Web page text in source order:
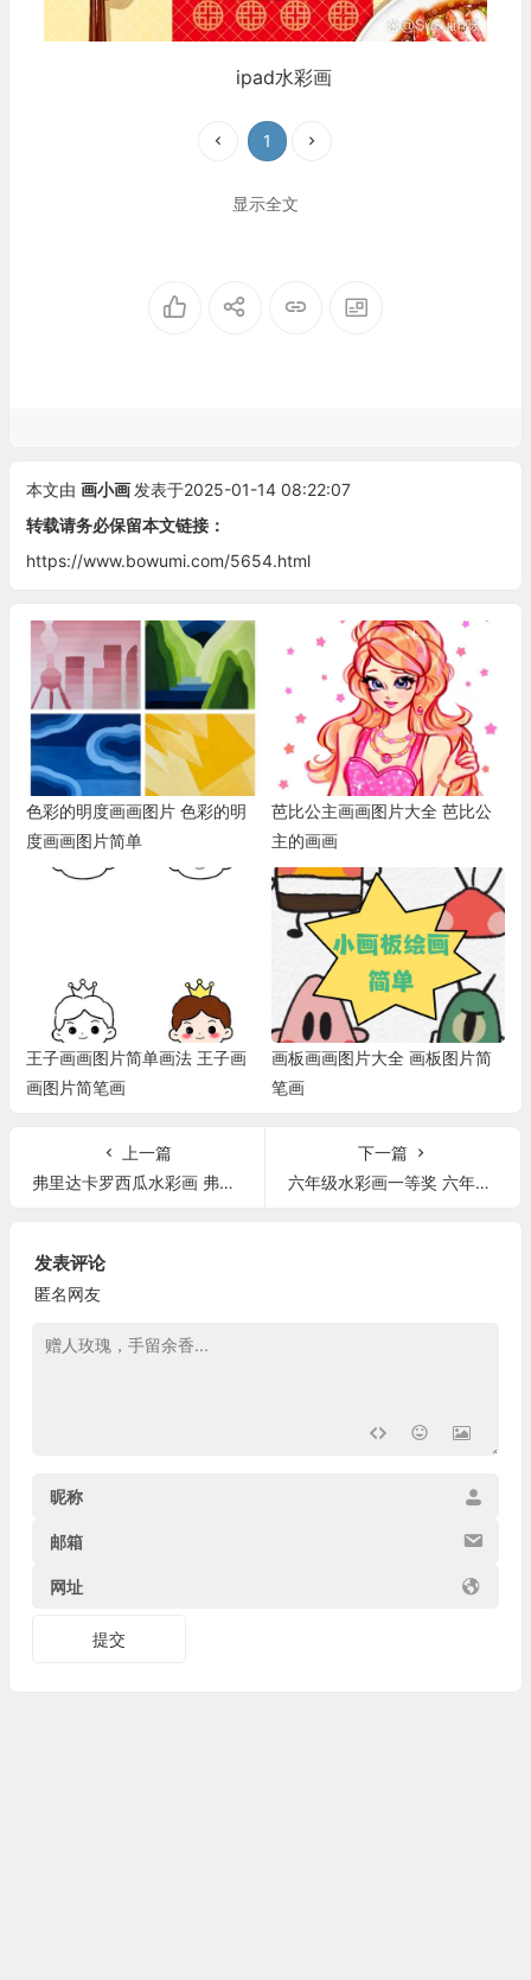
ipad水彩画
1
显示全文
本文由 画小画 发表于2025-01-14 08:22:07
转载请务必保留本文链接：
https://www.bowumi.com/5654.html
色彩的明度画画图片 色彩的明
度画画图片简单
芭比公主画画图片大全 芭比公
主的画画
王子画画图片简单画法 王子画
画图片简笔画
画板画画图片大全 画板图片简
笔画
上一篇
弗里达卡罗西瓜水彩画 弗里达卡罗的画
下一篇
六年级水彩画一等奖 六年级水彩画简单易学
发表评论
匿名网友
昵称
邮箱
网址
提交